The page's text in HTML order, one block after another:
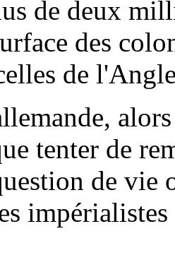
de deux
des
de
tenter de
de vie
impérialistes